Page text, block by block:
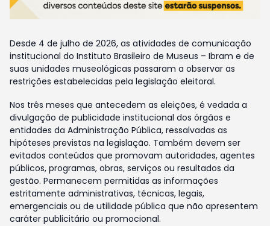
Desde 4 de julho de 2026, as atividades de comunicação
institucional do Instituto Brasileiro de Museus – Ibram e de
suas unidades museológicas passaram a observar as
restrições estabelecidas pela legislação eleitoral.
Nos três meses que antecedem as eleições, é vedada a
divulgação de publicidade institucional dos órgãos e
entidades da Administração Pública, ressalvadas as
hipóteses previstas na legislação. Também devem ser
evitados conteúdos que promovam autoridades, agentes
públicos, programas, obras, serviços ou resultados da
gestão. Permanecem permitidas as informações
estritamente administrativas, técnicas, legais,
emergenciais ou de utilidade pública que não apresentem
caráter publicitário ou promocional.